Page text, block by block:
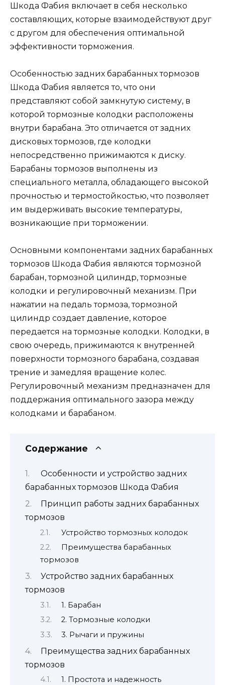
Шкода Фабия включает в себя несколько
составляющих, которые взаимодействуют друг
с другом для обеспечения оптимальной
эффективности торможения.
Особенностью задних барабанных тормозов
Шкода Фабия является то, что они
представляют собой замкнутую систему, в
которой тормозные колодки расположены
внутри барабана. Это отличается от задних
дисковых тормозов, где колодки
непосредственно прижимаются к диску.
Барабаны тормозов выполнены из
специального металла, обладающего высокой
прочностью и термостойкостью, что позволяет
им выдерживать высокие температуры,
возникающие при торможении.
Основными компонентами задних барабанных
тормозов Шкода Фабия являются тормозной
барабан, тормозной цилиндр, тормозные
колодки и регулировочный механизм. При
нажатии на педаль тормоза, тормозной
цилиндр создает давление, которое
передается на тормозные колодки. Колодки, в
свою очередь, прижимаются к внутренней
поверхности тормозного барабана, создавая
трение и замедляя вращение колес.
Регулировочный механизм предназначен для
поддержания оптимального зазора между
колодками и барабаном.
Содержание
Особенности и устройство задних
барабанных тормозов Шкода Фабия
Принцип работы задних барабанных
тормозов
Устройство тормозных колодок
Преимущества барабанных
тормозов
Устройство задних барабанных
тормозов
1. Барабан
2. Тормозные колодки
3. Рычаги и пружины
Преимущества задних барабанных
тормозов
1. Простота и надежность